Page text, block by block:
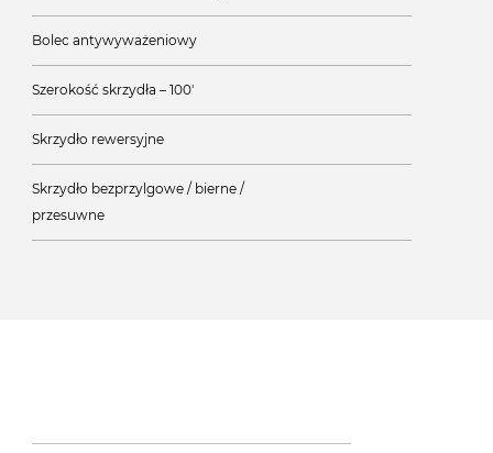
Bolec antywyważeniowy
Szerokość skrzydła – 100'
Skrzydło rewersyjne
Skrzydło bezprzylgowe / bierne /
przesuwne